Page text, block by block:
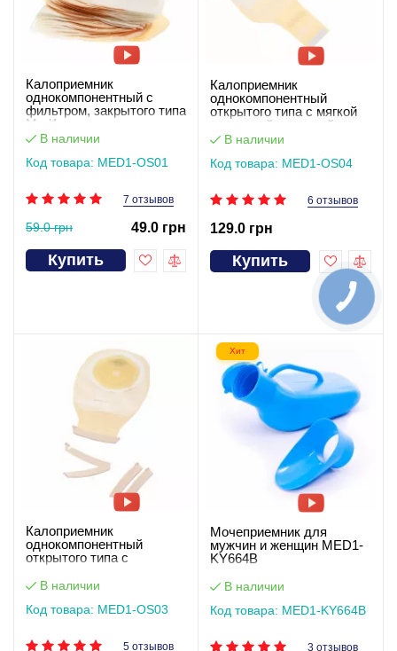
Калоприемник
однокомпонентный с
фильтром, закрытого типа
Med1
В наличии
Код товара: MED1-OS01
7 отзывов
59.0 грн 49.0 грн
Купить
Калоприемник
однокомпонентный
открытого типа с мягкой
застежкой-липучкой
MED1-OS04
В наличии
Код товара: MED1-OS04
6 отзывов
129.0 грн
Купить
Калоприемник
однокомпонентный
открытого типа с
MED1-OS03
В наличии
Код товара: MED1-OS03
5 отзывов
Хит
Мочеприемник для
мужчин и женщин MED1-
KY664B
В наличии
Код товара: MED1-KY664B
3 отзывов